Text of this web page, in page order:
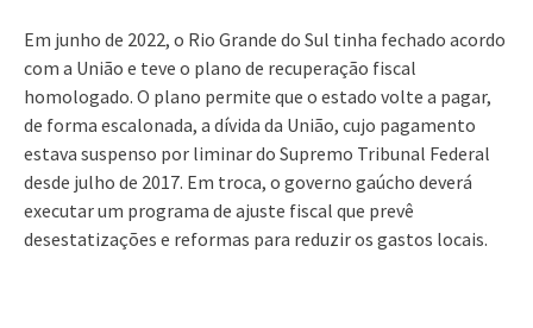
Em junho de 2022, o Rio Grande do Sul tinha fechado acordo
com a União e teve o plano de recuperação fiscal
homologado. O plano permite que o estado volte a pagar,
de forma escalonada, a dívida da União, cujo pagamento
estava suspenso por liminar do Supremo Tribunal Federal
desde julho de 2017. Em troca, o governo gaúcho deverá
executar um programa de ajuste fiscal que prevê
desestatizações e reformas para reduzir os gastos locais.